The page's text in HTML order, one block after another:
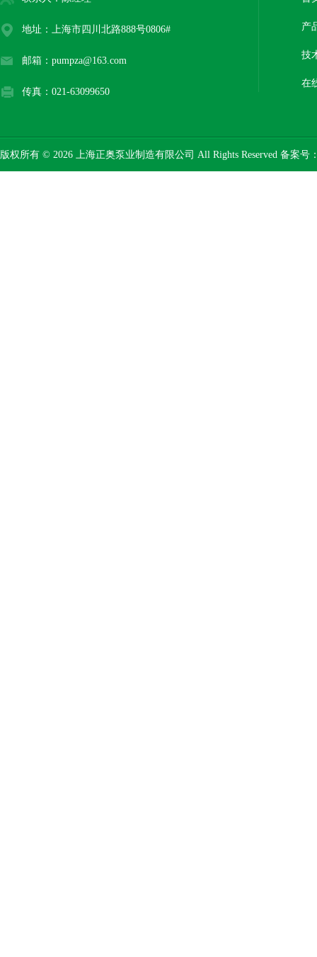
地址：上海市四川北路888号0806#
邮箱：pumpza@163.com
传真：021-63099650
产
技
在
版权所有 © 2026 上海正奥泵业制造有限公司 All Rights Reserved 备案号